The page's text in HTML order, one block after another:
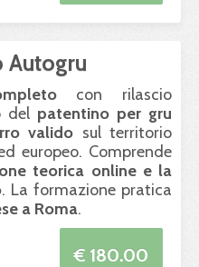
Autogru
con rilascio
del patentino per gru
valido sul territorio
europeo. Comprende
teorica online e la
. La formazione pratica
a Roma.
€ 180.00